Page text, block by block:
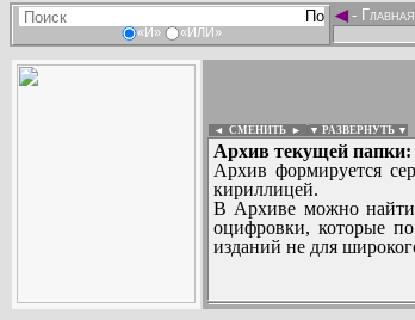
«И» «ИЛИ»
◄- Главная
◄ СМЕНИТЬ ► ▼ РАЗВЕРНУТЬ ▼
Архив текущей папки:
Архив формируется
кириллицей.
В Архиве можно найти
оцифровки, которые
изданий не для